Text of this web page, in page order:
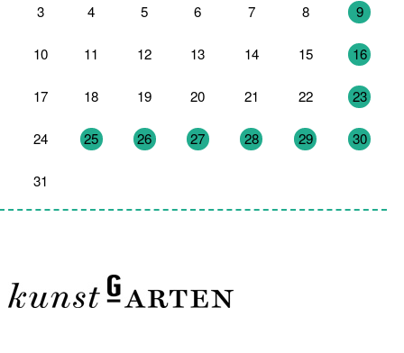
3 4 5 6 7 8 9
10 11 12 13 14 15 16
17 18 19 20 21 22 23
24 25 26 27 28 29 30
31